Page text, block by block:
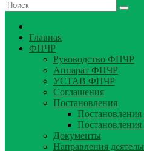
Главная
ФПЧР
Руководство ФПЧР
Аппарат ФПЧР
УСТАВ ФПЧР
Соглашения
Постановления
Документы
Направления